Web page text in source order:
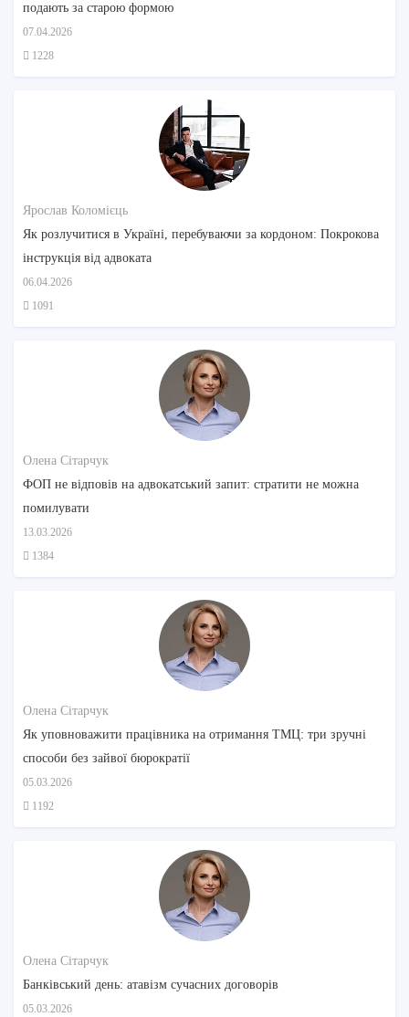
подають за старою формою
07.04.2026
1228
Ярослав Коломієць
Як розлучитися в Україні, перебуваючи за кордоном: Покрокова
інструкція від адвоката
06.04.2026
1091
Олена Сітарчук
ФОП не відповів на адвокатський запит: стратити не можна
помилувати
13.03.2026
1384
Олена Сітарчук
Як уповноважити працівника на отримання ТМЦ: три зручні
способи без зайвої бюрократії
05.03.2026
1192
Олена Сітарчук
Банківський день: атавізм сучасних договорів
05.03.2026